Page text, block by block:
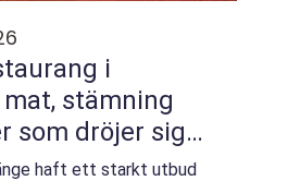
i
som dröjer sig
haft ett starkt utbud